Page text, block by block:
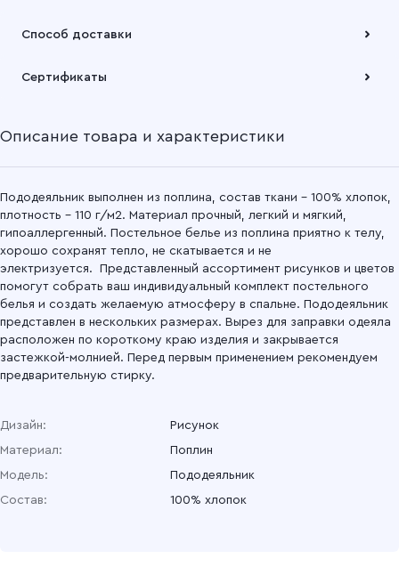
Способ доставки
наших складов или через транспортную компанию на Ваш
Подробнее
Сертификаты
Описание товара и характеристики
Пододеяльник выполнен из поплина, состав ткани – 100% хлопок,
плотность – 110 г/м2. Материал прочный, легкий и мягкий,
гипоаллергенный. Постельное белье из поплина приятно к телу,
хорошо сохранят тепло, не скатывается и не
электризуется. Представленный ассортимент рисунков и цветов
помогут собрать ваш индивидуальный комплект постельного
белья и создать желаемую атмосферу в спальне. Пододеяльник
представлен в нескольких размерах. Вырез для заправки одеяла
расположен по короткому краю изделия и закрывается
застежкой-молнией. Перед первым применением рекомендуем
предварительную стирку.
Дизайн:
Рисунок
Материал:
Поплин
Модель:
Пододеяльник
Состав:
100% хлопок